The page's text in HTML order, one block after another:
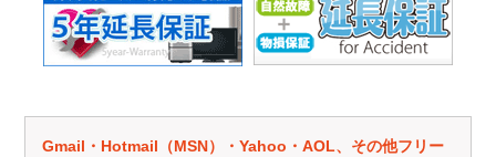
Gmail・Hotmail（MSN）・Yahoo・AOL、その他フリー